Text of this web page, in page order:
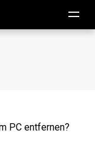
PC entfernen?